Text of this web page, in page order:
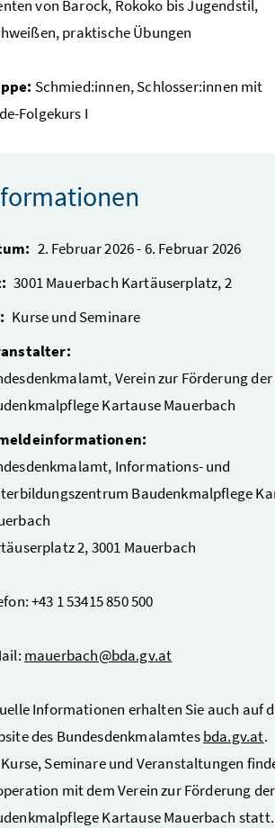
von Barock, Rokoko bis Jugendstil,
praktische Übungen
Schmied:innen, Schlosser:innen mit
Folgekurs I
2. Februar 2026-6. Februar 2026
3001Mauerbach Kartäuserplatz, 2
Kurse und Seminare
Verein zur Förderung der
Kartause Mauerbach
Informations- und
Baudenkmalpflege
2, 3001 Mauerbach
+43 1 53415 850 500
mauerbach@bda.gv.at
Informationen erhalten Sie auch auf
des Bundesdenkmalamtesbda.gv.at.
Kurse, Seminare und Veranstaltungen
mit dem Verein zur Förderung der
Kartause Mauerbach statt.